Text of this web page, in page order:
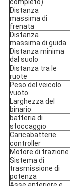
completo)
Distanza
massima di
frenata
Distanza
massima di guida
Distanza minima
dal suolo
Distanza tra le
ruote
Peso del veicolo
vuoto
Larghezza del
binario
batteria di
stoccaggio
Caricabatterie
controller
Motore di trazione
Sistema di
trasmissione di
potenza